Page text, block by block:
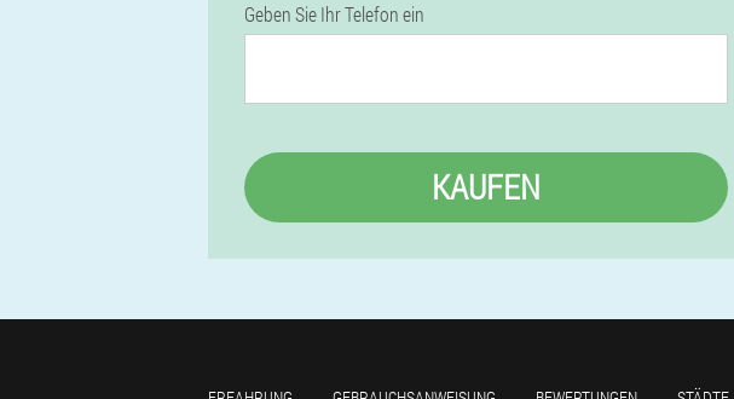
Geben Sie Ihr Telefon ein
KAUFEN